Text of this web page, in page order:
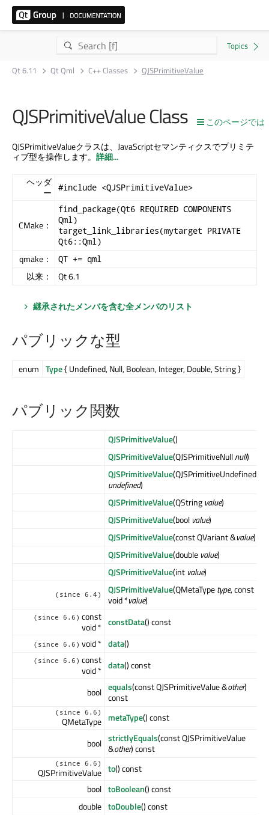
Qt 6.11 Qt Qml C++ Classes QJSPrimitiveValue
このページでは
QJSPrimitiveValue Class
QJSPrimitiveValueクラスは、JavaScriptセマンティクスでプリミテ
ィブ型を操作します。 詳細...
ヘッダ
ー
#include <QJSPrimitiveValue>
CMake：
find_package(Qt6 REQUIRED COMPONENTS
Qml)
target_link_libraries(mytarget PRIVATE
Qt6::Qml)
qmake： QT += qml
以来： Qt 6.1
継承されたメンバを含む全メンバのリスト
パブリックな型
enum Type{ Undefined, Null, Boolean, Integer, Double, String }
パブリック関数
QJSPrimitiveValue()
QJSPrimitiveValue(QJSPrimitiveNullnull)
QJSPrimitiveValue(QJSPrimitiveUndefined
undefined)
QJSPrimitiveValue(QString value)
QJSPrimitiveValue(bool value)
QJSPrimitiveValue(const QVariant &value)
QJSPrimitiveValue(double value)
QJSPrimitiveValue(int value)
(since 6.4) QJSPrimitiveValue(QMetaTypetype, const
void *value)
(since 6.6) const
void * constData() const
(since 6.6) void * data()
(since 6.6) const
void * data() const
bool equals(const QJSPrimitiveValue &other)
const
(since 6.6)
QMetaType metaType() const
bool strictlyEquals(const QJSPrimitiveValue
&other) const
(since 6.6)
QJSPrimitiveValue to() const
bool toBoolean() const
double toDouble() const